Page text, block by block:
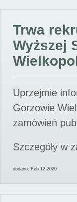
Trwa
Wyższej
Uprzejmie
Gorzowie
zamówień
Szczegóły w
dodano: Feb 12 2020